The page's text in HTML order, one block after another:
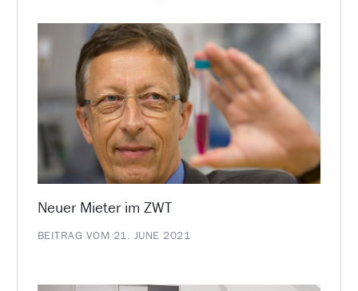
Neuer Mieter im ZWT
BEITRAG VOM 21. JUNE 2021